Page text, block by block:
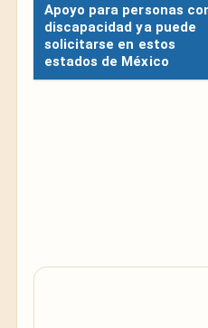
Apoyo para personas
discapacidad ya puede
solicitarse en estos
estados de México